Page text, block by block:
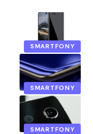
SMARTFONY
SMARTFONY
SMARTFONY